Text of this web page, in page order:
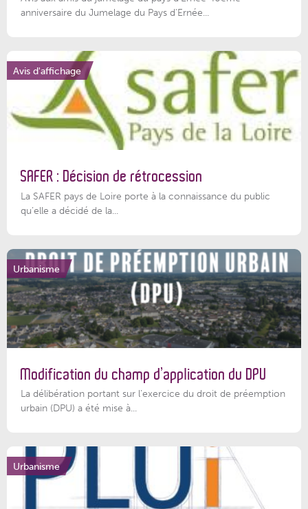
anniversaire du Jumelage du Pays d'Ernée...
Avis d'affichage
SAFER : Décision de rétrocession
La SAFER pays de Loire porte à la connaissance du public
qu’elle a décidé de la...
Urbanisme
Modification du champ d’application du DPU
La délibération portant sur l’exercice du droit de préemption
urbain (DPU) a été mise à...
Urbanisme